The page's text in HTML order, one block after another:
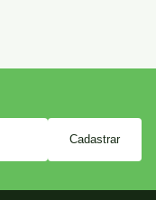
Cadastrar